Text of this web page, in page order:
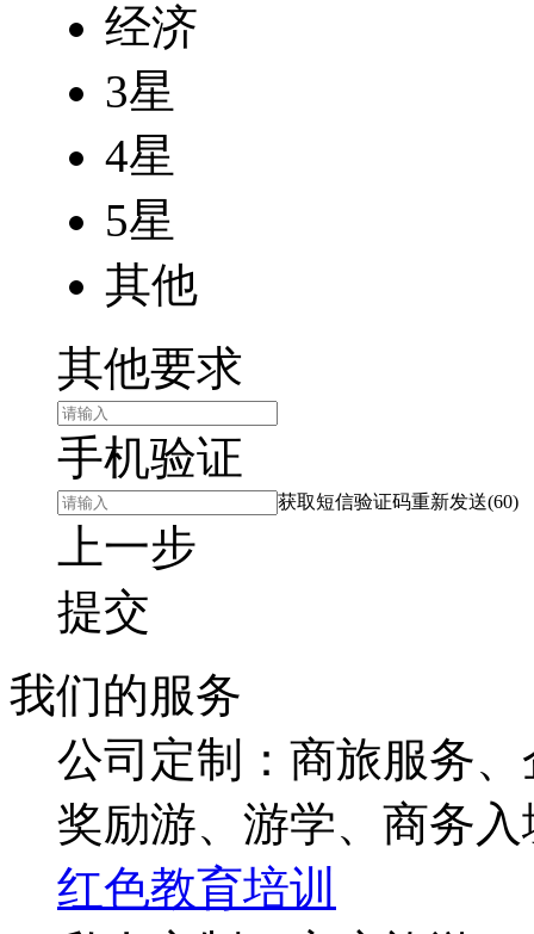
经济
3星
4星
5星
其他
其他要求
手机验证
获取短信验证码重新发送(60)
上一步
提交
我们的服务
公司定制：商旅服务
奖励游、游学、商务入
红色教育培训